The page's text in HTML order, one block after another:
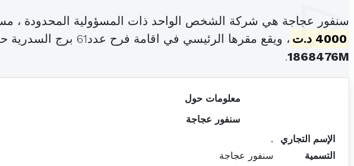
سنفور عجاجة هي شركة الشخص الواحد ذات المسؤولية المحدودة ،
4000 د.ت
، ويقع مقرها الرئيسي في اقامة فرح عدد61 برج السدرية حمام الشط (
1868476M
.
معلومات حول
سنفور عجاجة
الإسم التجاري
.
التسمية
سنفور عجاجة